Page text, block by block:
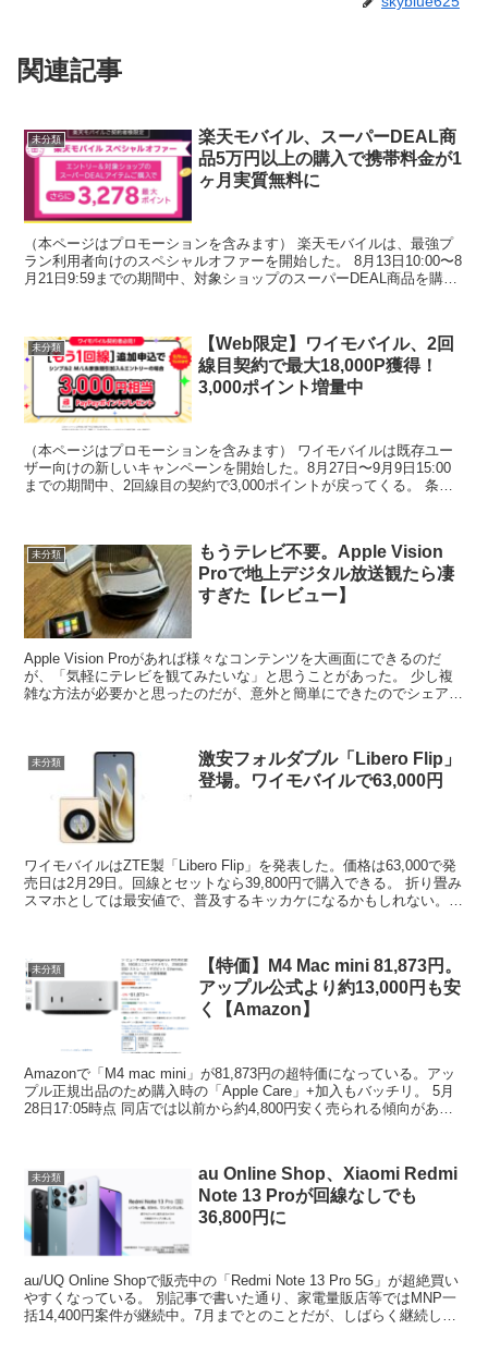
関連記事
未分類
楽天モバイル、スーパーDEAL商
品5万円以上の購入で携帯料金が1
ヶ月実質無料に
（本ページはプロモーションを含みます） 楽天モバイルは、最強プ
ラン利用者向けのスペシャルオファーを開始した。 8月13日10:00〜8
月21日9:59までの期間中、対象ショップのスーパーDEAL商品を購入
未分類
【Web限定】ワイモバイル、2回
線目契約で最大18,000P獲得！
3,000ポイント増量中
（本ページはプロモーションを含みます） ワイモバイルは既存ユー
ザー向けの新しいキャンペーンを開始した。8月27日〜9月9日15:00
までの期間中、2回線目の契約で3,000ポイントが戻ってくる。 条件
未分類
もうテレビ不要。Apple Vision
Proで地上デジタル放送観たら凄
すぎた【レビュー】
Apple Vision Proがあれば様々なコンテンツを大画面にできるのだ
が、「気軽にテレビを観てみたいな」と思うことがあった。 少し複
雑な方法が必要かと思ったのだが、意外と簡単にできたのでシェアし
未分類
激安フォルダブル「Libero Flip」
登場。ワイモバイルで63,000円
ワイモバイルはZTE製「Libero Flip」を発表した。価格は63,000で発
売日は2月29日。回線とセットなら39,800円で購入できる。 折り畳み
スマホとしては最安値で、普及するキッカケになるかもしれない。そ
未分類
【特価】M4 Mac mini 81,873円。
アップル公式より約13,000円も安
く【Amazon】
Amazonで「M4 mac mini」が81,873円の超特価になっている。アッ
プル正規出品のため購入時の「Apple Care」+加入もバッチリ。 5月
28日17:05時点 同店では以前から約4,800円安く売られる傾向があっ
未分類
au Online Shop、Xiaomi Redmi
Note 13 Proが回線なしでも
36,800円に
au/UQ Online Shopで販売中の「Redmi Note 13 Pro 5G」が超絶買い
やすくなっている。 別記事で書いた通り、家電量販店等ではMNP一
括14,400円案件が継続中。7月までとのことだが、しばらく継続しそ